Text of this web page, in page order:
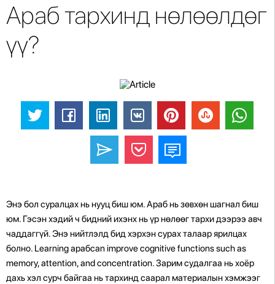
Араб тархинд нөлөөлдөг
үү?
Энэ бол суралцах нь нууц биш юм. Араб нь зөвхөн шагнал биш
юм. Гэсэн хэдий ч бидний ихэнх нь үр нөлөөг тархи дээрээ авч
чаддаггүй. Энэ нийтлэлд бид хэрхэн сурах талаар ярилцах
болно. Learning арабcan improve cognitive functions such as
memory, attention, and concentration. Зарим судалгаа нь хоёр
дахь хэл сурч байгаа нь тархинд саарал материалын хэмжээг